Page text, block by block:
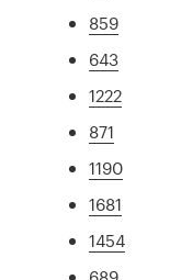
859
643
1222
871
1190
1681
1454